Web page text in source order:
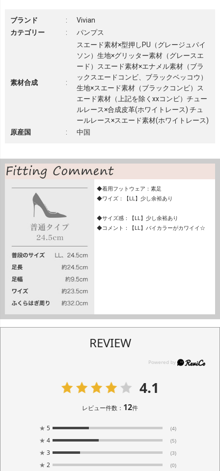
ブランド :
Vivian
カテゴリー
: パンプス
素材合成 :
スエード素材×型押しPU（グレージュパイ
ソン）生地×グリッター素材（グレースエ
ード）スエード素材×エナメル素材（ブラ
ックスエードコンビ、ブラックベッコウ）
生地×スエード素材（ブラックコンビ）ス
エード素材（上記を除くxxコンビ）チュー
ルレース×合成皮革(ホワイトレース) チュ
ールレース×スエード素材(ホワイトレース)
原産国
: 中国
◆着用フットウェア：素足
◆ワイズ：【LL】少し余裕あり
◆サイズ感：【LL】少し余裕あり
◆コメント：【LL】バイカラーがカワイイ☆
REVIEW
4.1
レビュー件数： 12件
★ 5 (4)
★ 4 (5)
★ 3 (3)
★ 2 (0)